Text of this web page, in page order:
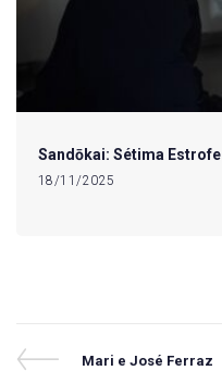
Sandōkai: Sétima
18/11/2025
Navegação
Previous
Mari e José Ferraz